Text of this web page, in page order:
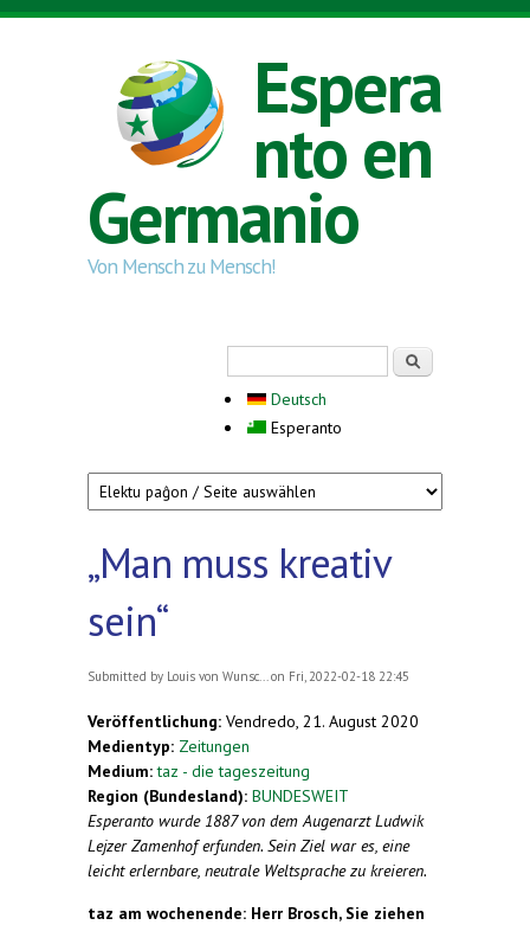
Skip to main content
Espera
nto en
Germanio
Von Mensch zu Mensch!
Deutsch
Esperanto
„Man muss kreativ
sein“
Submitted by Louis von Wunsc... on Fri, 2022-02-18 22:45
Veröffentlichung: Vendredo, 21. August 2020
Medientyp: Zeitungen
Medium:taz - die tageszeitung
Region (Bundesland): BUNDESWEIT
Esperanto wurde 1887 von dem Augenarzt Ludwik
Lejzer Zamenhof erfunden. Sein Ziel war es, eine
leicht erlernbare, neutrale Weltsprache zu kreieren.
taz am wochenende: Herr Brosch, Sie ziehen